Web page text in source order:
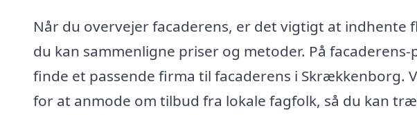
Når du overvejer facaderens, er det vigtigt at indhente
du kan sammenligne priser og metoder. På
finde et passende firma til facaderens i Skrækkenborg.
for at anmode om tilbud fra lokale fagfolk, så du kan